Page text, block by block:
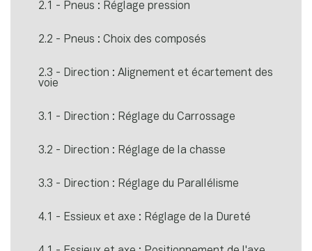
2.1 - Pneus : Réglage pression
2.2 - Pneus : Choix des composés
2.3 - Direction : Alignement et écartement des
voie
3.1 - Direction : Réglage du Carrossage
3.2 - Direction : Réglage de la chasse
3.3 - Direction : Réglage du Parallélisme
4.1 - Essieux et axe : Réglage de la Dureté